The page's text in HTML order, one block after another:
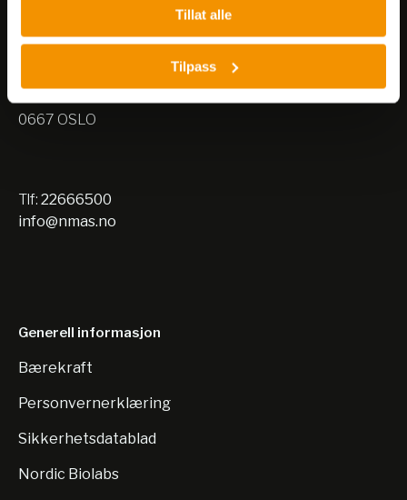
Tillat alle
Tilpass
Nils Hansens vei 8
0667 OSLO
Tlf: 22666500
info@nmas.no
Generell informasjon
Bærekraft
Personvernerklæring
Sikkerhetsdatablad
Nordic Biolabs